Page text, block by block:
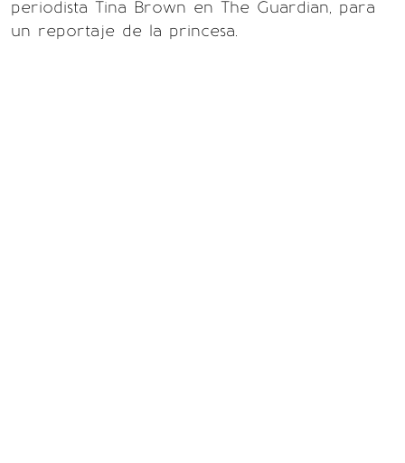
periodista Tina Brown en The Guardian, para
un reportaje de la princesa.